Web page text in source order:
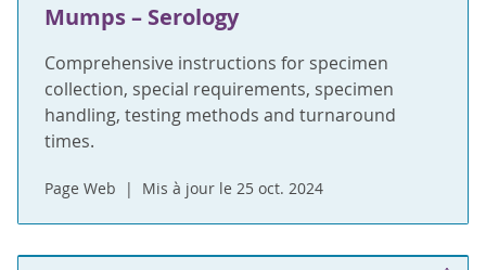
Mumps – Serology
Comprehensive instructions for specimen
collection, special requirements, specimen
handling, testing methods and turnaround
times.
Page Web Mis à jour le 25 oct. 2024